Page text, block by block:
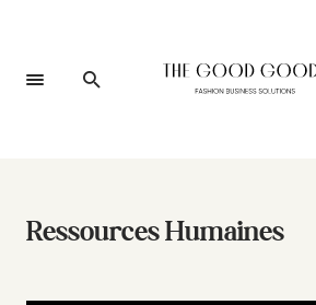
Ressources Humaines